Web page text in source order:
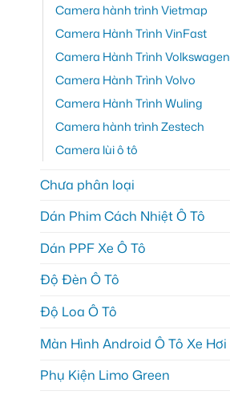
Camera hành trình Vietmap
Camera Hành Trình VinFast
Camera Hành Trình Volkswagen
Camera Hành Trình Volvo
Camera Hành Trình Wuling
Camera hành trình Zestech
Camera lùi ô tô
Chưa phân loại
Dán Phim Cách Nhiệt Ô Tô
Dán PPF Xe Ô Tô
Độ Đèn Ô Tô
Độ Loa Ô Tô
Màn Hình Android Ô Tô Xe Hơi
Phụ Kiện Limo Green